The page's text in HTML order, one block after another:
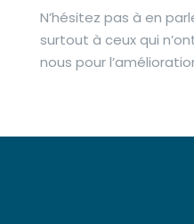
N’hésitez pas à en
surtout à ceux qui
nous pour